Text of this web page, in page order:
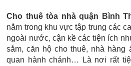
Cho thuê tòa nhà quận Bình
nằm trong khu vực tập trung các
ngoài nước, cận kề các tiện ích
sắm, căn hộ cho thuê, nhà hàng
quan hành chánh… Là nơi rất